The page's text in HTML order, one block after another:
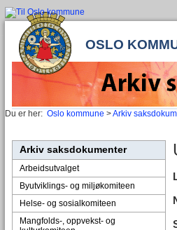
OSLO
Du er her: Oslo kommune >Arkiv
Arkiv saksdokumenter
Arbeidsutvalget
Byutviklings- og miljøkomiteen
Helse- og sosialkomiteen
Mangfolds-, oppvekst- og